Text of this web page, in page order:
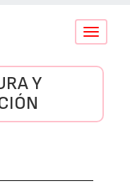
Conmutar
Y